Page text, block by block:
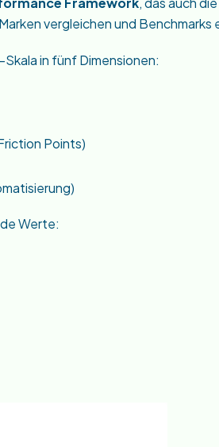
vergleichen und Benchmarks
in fünf Dimensionen:
Points)
Werte: